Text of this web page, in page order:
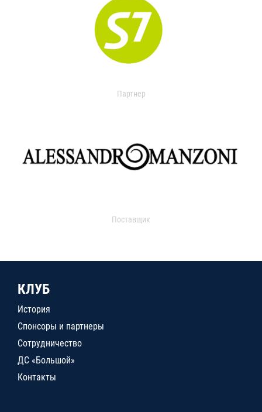
Партнер
Поставщик
КЛУБ
История
Спонсоры и партнеры
Сотрудничество
ДС «Большой»
Контакты